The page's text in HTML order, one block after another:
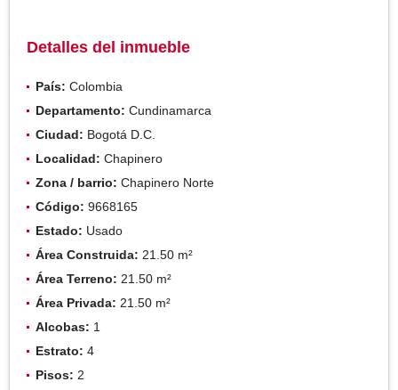
Detalles del inmueble
País: Colombia
Departamento: Cundinamarca
Ciudad: Bogotá D.C.
Localidad: Chapinero
Zona / barrio: Chapinero Norte
Código: 9668165
Estado: Usado
Área Construida: 21.50 m²
Área Terreno: 21.50 m²
Área Privada: 21.50 m²
Alcobas: 1
Estrato: 4
Pisos: 2